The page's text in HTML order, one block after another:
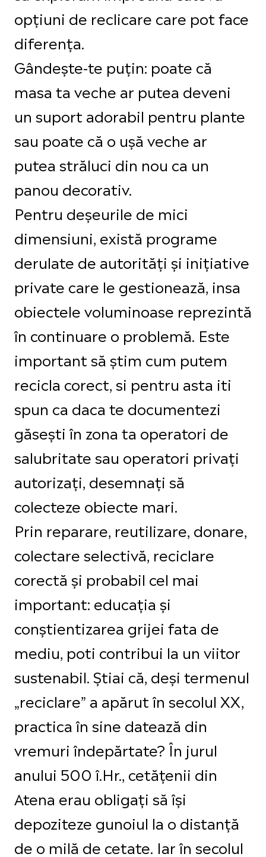
opțiuni de reclicare care pot face
diferența.
Gândește-te puțin: poate că
masa ta veche ar putea deveni
un suport adorabil pentru plante
sau poate că o ușă veche ar
putea străluci din nou ca un
panou decorativ.
Pentru deșeurile de mici
dimensiuni, există programe
derulate de autorități și inițiative
private care le gestionează, insa
obiectele voluminoase reprezintă
în continuare o problemă. Este
important să știm cum putem
recicla corect, si pentru asta iti
spun ca daca te documentezi
găsești în zona ta operatori de
salubritate sau operatori privați
autorizați, desemnați să
colecteze obiecte mari.
Prin reparare, reutilizare, donare,
colectare selectivă, reciclare
corectă și probabil cel mai
important: educația și
conștientizarea grijei fata de
mediu, poti contribui la un viitor
sustenabil. Știai că, deși termenul
„reciclare” a apărut în secolul XX,
practica în sine datează din
vremuri îndepărtate? În jurul
anului 500 î.Hr., cetățenii din
Atena erau obligați să își
depoziteze gunoiul la o distanță
de o milă de cetate. Iar în secolul